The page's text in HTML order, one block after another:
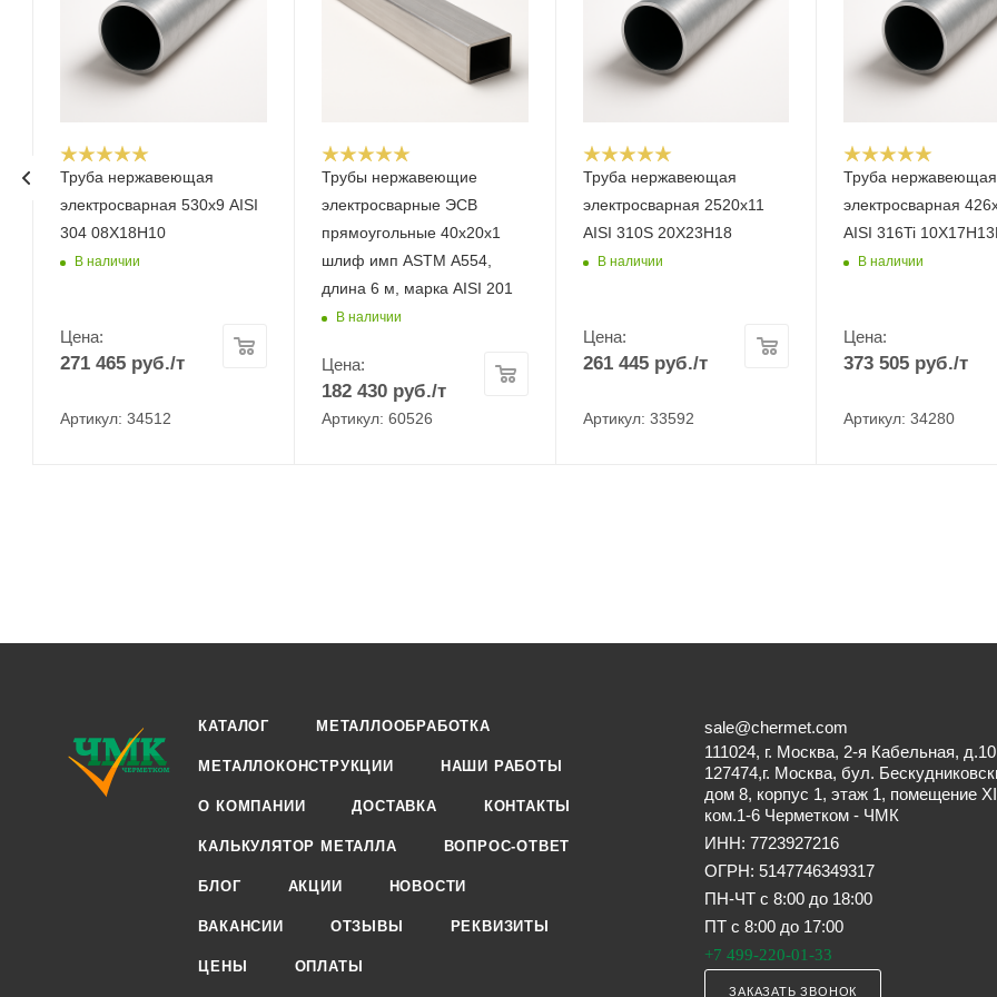
Труба нержавеющая
электросварная 530х9 AISI
304 08Х18Н10
В наличии
Цена:
271 465 руб./т
Артикул: 34512
Трубы нержавеющие
электросварные ЭСВ
прямоугольные 40х20х1
шлиф имп ASTM A554,
длина 6 м, марка AISI 201
В наличии
Цена:
182 430руб./т
Артикул: 60526
Труба нержавеющая
электросварная 2520х11
AISI 310S 20Х23Н18
В наличии
Цена:
261 445руб./т
Артикул: 33592
Труба нержавеющая
электросварная
AISI 316Ti
В наличии
Цена:
373 505 руб./т
Артикул: 34280
КАТАЛОГ МЕТАЛЛООБРАБОТКА
МЕТАЛЛОКОНСТРУКЦИИ НАШИ РАБОТЫ
О КОМПАНИИ ДОСТАВКА КОНТАКТЫ
КАЛЬКУЛЯТОР МЕТАЛЛА ВОПРОС-ОТВЕТ
БЛОГ АКЦИИ НОВОСТИ
ВАКАНСИИ ОТЗЫВЫ РЕКВИЗИТЫ
ЦЕНЫ ОПЛАТЫ
sale@chermet.com
111024, г. Москва, 2-я Кабельная, д.10
127474,г. Москва, бул.
дом 8, корпус 1, этаж 1, помещение
ком.1-6 Черметком - ЧМК
ИНН: 7723927216
ОГРН: 5147746349317
ПН-ЧТ с 8:00 до 18:00
ПТ с 8:00 до 17:00
+7 499-220-01-33
ЗАКАЗАТЬ ЗВОНОК